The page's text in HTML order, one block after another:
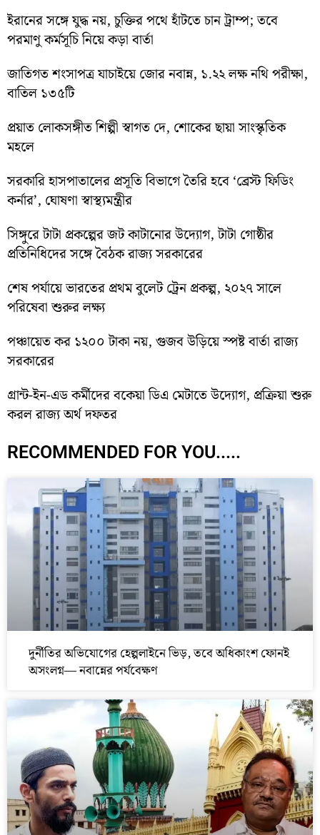
ইরানের সঙ্গে যুদ্ধ নয়, চুক্তির পথে হাঁটতে চান ট্রাম্প; তবে
পরমাণু কর্মসূচি নিয়ে কড়া বার্তা
জাতিগত শংসাপত্র যাচাইয়ে জোর নবান্ন, ১.২২ লক্ষ নথি পরীক্ষা,
বাতিল ১৩৫টি
প্রয়াত লোকসঙ্গীত শিল্পী স্বাগত দে, শোকের ছায়া সাংস্কৃতিক
মহলে
সরকারি হাসপাতালের প্রসূতি বিভাগে তৈরি হবে ‘ব্রেস্ট ফিডিং
কর্নার’, ঘোষণা স্বাস্থ্যমন্ত্রীর
সিঙ্গুরে টাটা প্রকল্পের জট কাটানোর উদ্যোগ, টাটা গোষ্ঠীর
প্রতিনিধিদের সঙ্গে বৈঠক রাজ্য সরকারের
শেষ পর্যায়ে ভারতের প্রথম বুলেট ট্রেন প্রকল্প, ২০২৭ সালে
পরিষেবা শুরুর লক্ষ্য
পঞ্চায়েত কর ১২০০ টাকা নয়, গুজব উড়িয়ে স্পষ্ট বার্তা রাজ্য
সরকারের
গ্রান্ট-ইন-এড কর্মীদের বকেয়া ডিএ মেটাতে উদ্যোগ, প্রক্রিয়া শুরু
করল রাজ্য অর্থ দফতর
RECOMMENDED FOR YOU.....
দুর্নীতির অভিযোগের হেল্পলাইনে ভিড়, তবে অধিকাংশ ফোনই
অসংলগ্ন— নবান্নের পর্যবেক্ষণ